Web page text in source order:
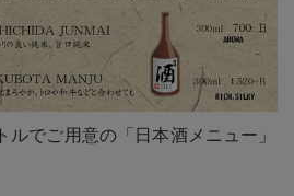
ルでご用意の「日本酒メニュー」